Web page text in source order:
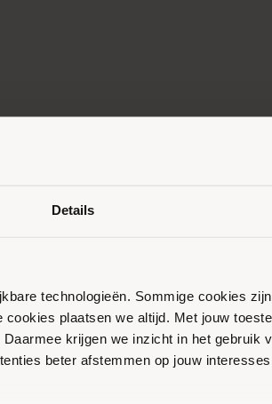
Details
technologieën. Sommige cookies
plaatsen we altijd. Met jouw
krijgen we inzicht in het gebruik
beter afstemmen op jouw